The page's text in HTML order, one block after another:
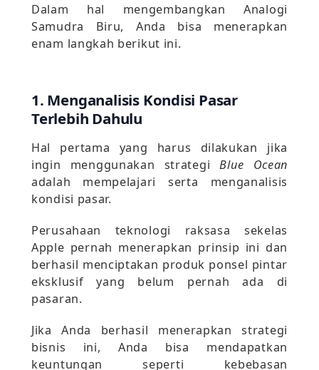
Dalam hal mengembangkan Analogi
Samudra Biru, Anda bisa menerapkan
enam langkah berikut ini.
1. Menganalisis Kondisi Pasar
Terlebih Dahulu
Hal pertama yang harus dilakukan jika
ingin menggunakan strategiBlue Ocean
adalah mempelajari serta menganalisis
kondisi pasar.
Perusahaan teknologi raksasa sekelas
Apple pernah menerapkan prinsip ini dan
berhasil menciptakan produk ponsel pintar
eksklusif yang belum pernah ada di
pasaran.
Jika Anda berhasil menerapkan strategi
bisnis ini, Anda bisa mendapatkan
keuntungan seperti kebebasan